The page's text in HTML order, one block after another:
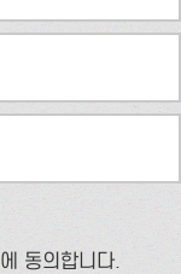
에 동의합니다.